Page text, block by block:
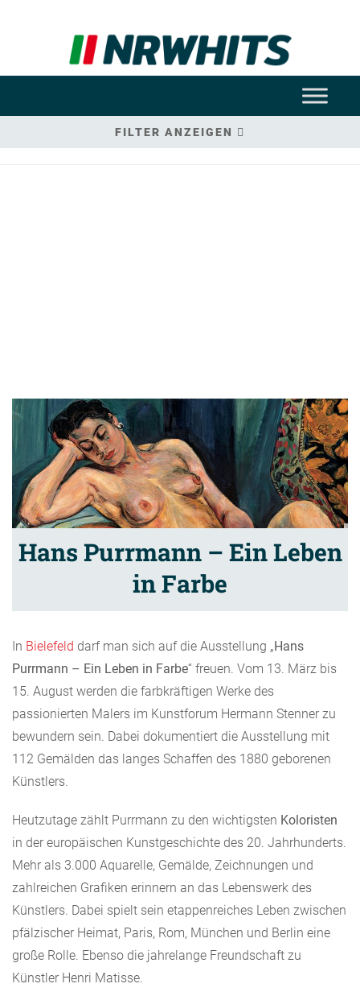
FILTER ANZEIGEN
Hans Purrmann – Ein Leben
in Farbe
In Bielefeld darf man sich auf die Ausstellung „Hans
Purrmann – Ein Leben in Farbe“ freuen. Vom 13. März bis
15. August werden die farbkräftigen Werke des
passionierten Malers im Kunstforum Hermann Stenner zu
bewundern sein. Dabei dokumentiert die Ausstellung mit
112 Gemälden das langes Schaffen des 1880 geborenen
Künstlers.
Heutzutage zählt Purrmann zu den wichtigsten Koloristen
in der europäischen Kunstgeschichte des 20. Jahrhunderts.
Mehr als 3.000 Aquarelle, Gemälde, Zeichnungen und
zahlreichen Grafiken erinnern an das Lebenswerk des
Künstlers. Dabei spielt sein etappenreiches Leben zwischen
pfälzischer Heimat, Paris, Rom, München und Berlin eine
große Rolle. Ebenso die jahrelange Freundschaft zu
Künstler Henri Matisse.